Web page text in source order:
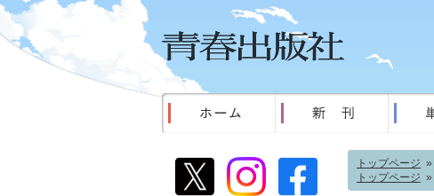
トップページ »
トップページ »